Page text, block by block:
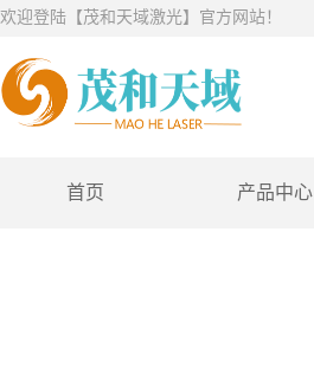
欢迎登陆【茂和天域激光】官方网站！
首页 产品中心